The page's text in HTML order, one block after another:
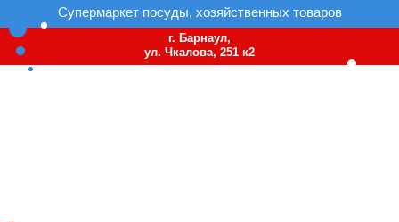
Супермаркет посуды, хозяйственных товаров
г. Барнаул,
ул. Чкалова, 251 к2